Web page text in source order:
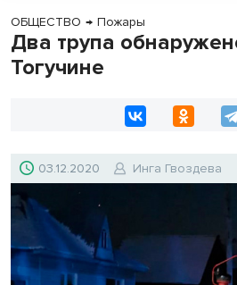
ОБЩЕСТВО → Пожары
Два трупа
Тогучине
03.12.2020 Инга Гвоздева